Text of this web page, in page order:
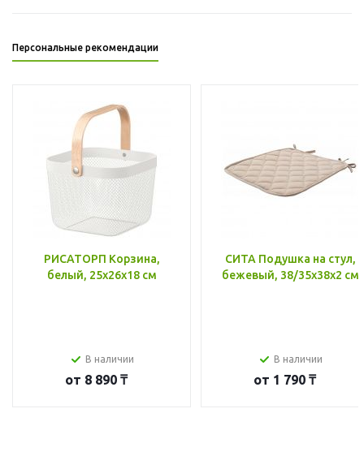
Персональные рекомендации
РИСАТОРП Корзина,
белый, 25x26x18 см
В наличии
от 8 890 ₸
СИТА Подушка на стул,
бежевый, 38/35x38x2 см
В наличии
от 1 790 ₸